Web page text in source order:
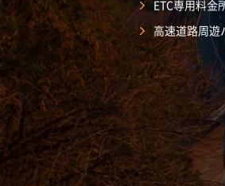
ETC専用料金
高速道路周遊